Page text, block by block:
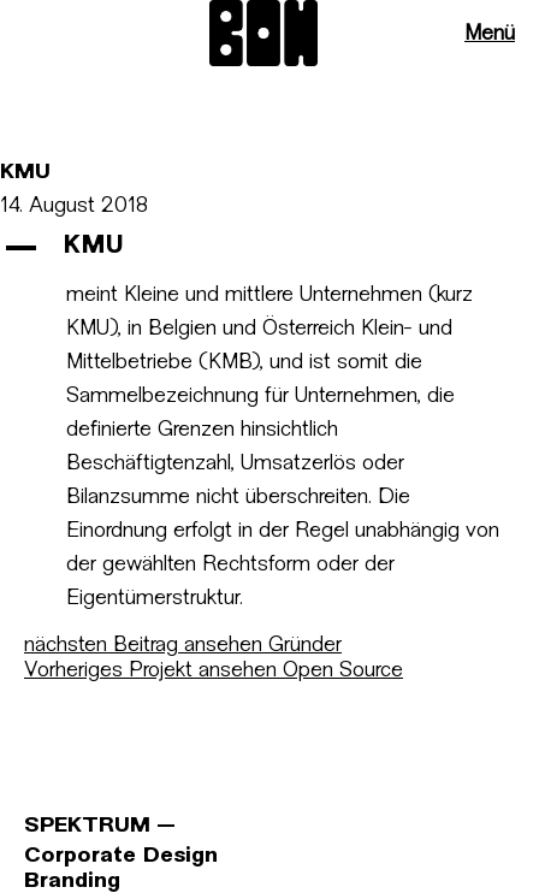
Menü
KMU
14. August 2018
A KMU
meint Kleine und mittlere Unternehmen (kurz
KMU), in Belgien und Österreich Klein- und
Mittelbetriebe (KMB), und ist somit die
Sammelbezeichnung für Unternehmen, die
definierte Grenzen hinsichtlich
Beschäftigtenzahl, Umsatzerlös oder
Bilanzsumme nicht überschreiten. Die
Einordnung erfolgt in der Regel unabhängig von
der gewählten Rechtsform oder der
Eigentümerstruktur.
nächsten Beitrag ansehen Gründer
Vorheriges Projekt ansehen Open Source
SPEKTRUM
Corporate Design
Branding